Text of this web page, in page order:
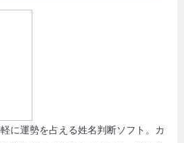
に運勢を占える姓名判断ソフト。カ